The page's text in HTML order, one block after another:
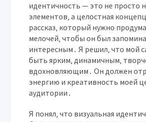
идентичность — это не просто
элементов‚ а целостная
рассказ‚ который нужно
мелочей‚ чтобы он был
интересным․ Я решил‚ что мой
быть ярким‚ динамичным‚
вдохновляющим․ Он должен
энергию и креативность моей
аудитории․
Я понял‚ что визуальная